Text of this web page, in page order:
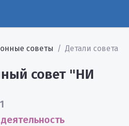
советы Детали совета
совет "НИ